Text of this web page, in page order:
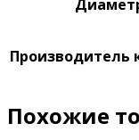
Производитель
Похожие